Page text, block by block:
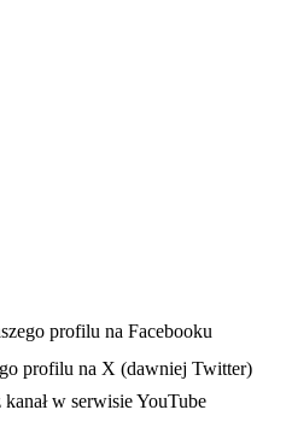
nowej karcieprofilu na Facebooku
profilu na X (dawniej Twitter)
nowej karciew serwisie YouTube